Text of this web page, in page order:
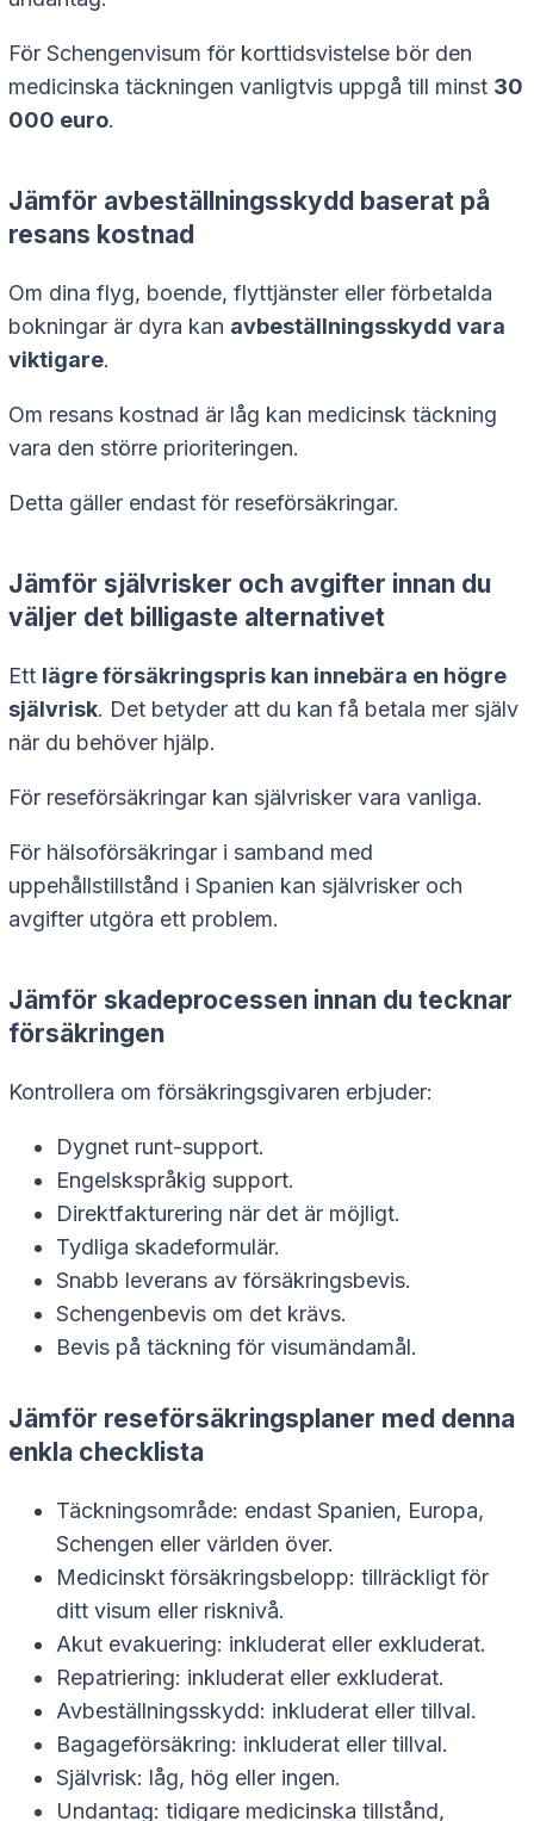
För Schengenvisum för korttidsvistelse bör den
medicinska täckningen vanligtvis uppgå till minst 30
000 euro.
Jämför avbeställningsskydd baserat på
resans kostnad
Om dina flyg, boende, flyttjänster eller förbetalda
bokningar är dyra kan avbeställningsskydd vara
viktigare.
Om resans kostnad är låg kan medicinsk täckning
vara den större prioriteringen.
Detta gäller endast för reseförsäkringar.
Jämför självrisker och avgifter innan du
väljer det billigaste alternativet
Ett lägre försäkringspris kan innebära en högre
självrisk. Det betyder att du kan få betala mer själv
när du behöver hjälp.
För reseförsäkringar kan självrisker vara vanliga.
För hälsoförsäkringar i samband med
uppehållstillstånd i Spanien kan självrisker och
avgifter utgöra ett problem.
Jämför skadeprocessen innan du tecknar
försäkringen
Kontrollera om försäkringsgivaren erbjuder:
Dygnet runt-support.
Engelskspråkig support.
Direktfakturering när det är möjligt.
Tydliga skadeformulär.
Snabb leverans av försäkringsbevis.
Schengenbevis om det krävs.
Bevis på täckning för visumändamål.
Jämför reseförsäkringsplaner med denna
enkla checklista
Täckningsområde: endast Spanien, Europa,
Schengen eller världen över.
Medicinskt försäkringsbelopp: tillräckligt för
ditt visum eller risknivå.
Akut evakuering: inkluderat eller exkluderat.
Repatriering: inkluderat eller exkluderat.
Avbeställningsskydd: inkluderat eller tillval.
Bagageförsäkring: inkluderat eller tillval.
Självrisk: låg, hög eller ingen.
Undantag: tidigare medicinska tillstånd,